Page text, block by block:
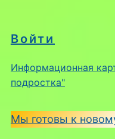
Войти
Информационная
подростка"
Мы готовы к